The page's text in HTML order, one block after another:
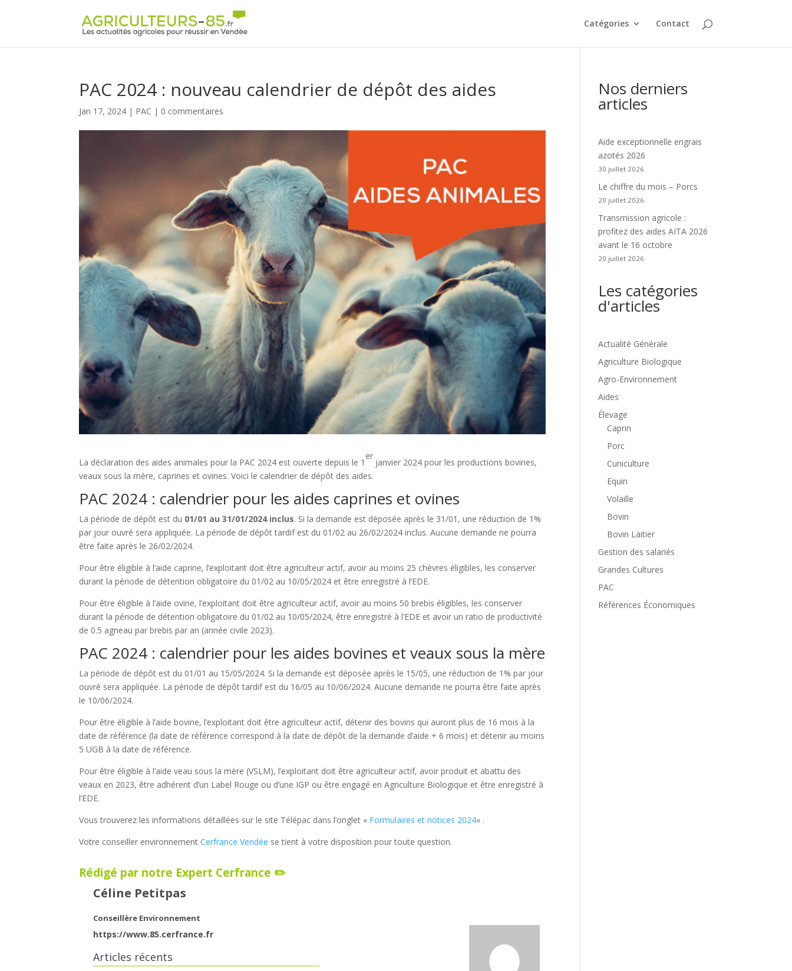
Catégories Contact
PAC 2024 : nouveau calendrier de dépôt des aides
Jan 17, 2024 | PAC | 0 commentaires
La déclaration des aides animales pour la PAC 2024 est ouverte depuis le 1
er
janvier 2024 pour les productions bovines,
veaux sous la mère, caprines et ovines. Voici le calendrier de dépôt des aides.
PAC 2024 : calendrier pour les aides caprines et ovines
La période de dépôt est du 01/01 au 31/01/2024 inclus. Si la demande est déposée après le 31/01, une réduction de 1%
par jour ouvré sera appliquée. La période de dépôt tardif est du 01/02 au 26/02/2024 inclus. Aucune demande ne pourra
être faite après le 26/02/2024.
Pour être éligible à l’aide caprine, l’exploitant doit être agriculteur actif, avoir au moins 25 chèvres éligibles, les conserver
durant la période de détention obligatoire du 01/02 au 10/05/2024 et être enregistré à l’EDE.
Pour être éligible à l’aide ovine, l’exploitant doit être agriculteur actif, avoir au moins 50 brebis éligibles, les conserver
durant la période de détention obligatoire du 01/02 au 10/05/2024, être enregistré à l’EDE et avoir un ratio de productivité
de 0.5 agneau par brebis par an (année civile 2023).
PAC 2024 : calendrier pour les aides bovines et veaux sous la mère
La période de dépôt est du 01/01 au 15/05/2024. Si la demande est déposée après le 15/05, une réduction de 1% par jour
ouvré sera appliquée. La période de dépôt tardif est du 16/05 au 10/06/2024. Aucune demande ne pourra être faite après
le 10/06/2024.
Pour être éligible à l’aide bovine, l’exploitant doit être agriculteur actif, détenir des bovins qui auront plus de 16 mois à la
date de référence (la date de référence correspond à la date de dépôt de la demande d’aide + 6 mois) et détenir au moins
5 UGB à la date de référence.
Pour être éligible à l’aide veau sous la mère (VSLM), l’exploitant doit être agriculteur actif, avoir produit et abattu des
veaux en 2023, être adhérent d’un Label Rouge ou d’une IGP ou être engagé en Agriculture Biologique et être enregistré à
l’EDE.
Vous trouverez les informations détaillées sur le site Télépac dans l’onglet « Formulaires et notices 2024« .
Votre conseiller environnementCerfrance Vendée se tient à votre disposition pour toute question.
Rédigé par notre Expert Cerfrance ✏️
Céline Petitpas
Conseillère Environnement
https://www.85.cerfrance.fr
Articles récents
Nos derniers
articles
Aide exceptionnelle engrais
azotés 2026
30 juillet 2026
Le chiffre du mois – Porcs
20 juillet 2026
Transmission agricole :
profitez des aides AITA 2026
avant le 16 octobre
20 juillet 2026
Les catégories
d'articles
Actualité Générale
Agriculture Biologique
Agro-Environnement
Aides
Élevage
Caprin
Porc
Cuniculture
Equin
Volaille
Bovin
Bovin Laitier
Gestion des salariés
Grandes Cultures
PAC
Références Économiques